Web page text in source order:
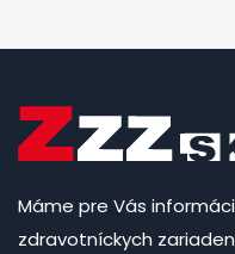
Máme pre Vás
zdravotníckych